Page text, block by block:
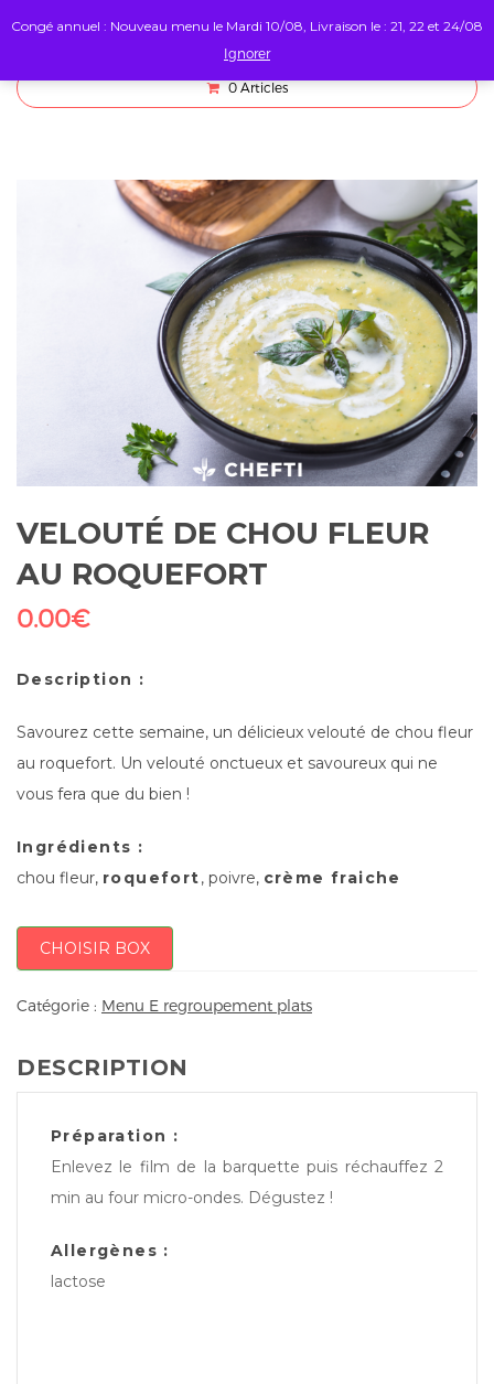
0 Articles
VELOUTÉ DE CHOU FLEUR
AU ROQUEFORT
0.00€
Description :
Savourez cette semaine, un délicieux velouté de chou fleur
au roquefort. Un velouté onctueux et savoureux qui ne
vous fera que du bien !
Ingrédients :
chou fleur, roquefort, poivre, crème fraiche
CHOISIR BOX
Catégorie : Menu E regroupement plats
DESCRIPTION
Préparation :
Enlevez le film de la barquette puis réchauffez 2
min au four micro-ondes. Dégustez !
Allergènes :
lactose
Congé annuel : Nouveau menu le Mardi 10/08, Livraison le : 21, 22 et 24/08
Ignorer